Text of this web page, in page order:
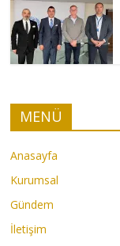
MENÜ
Anasayfa
Kurumsal
Gündem
İletişim